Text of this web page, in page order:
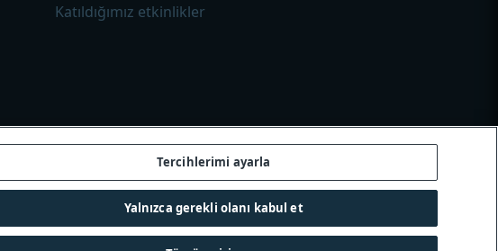
Katıldığımız etkinlikler
Tercihlerimi ayarla
Yalnızca gerekli olanı kabul et